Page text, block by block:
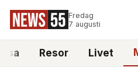
Fredag
7 augusti
Resor Livet